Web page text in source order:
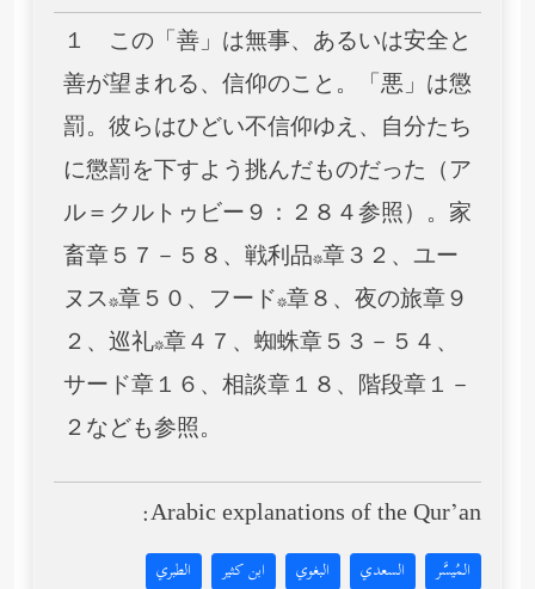
１ この「善」は無事、あるいは安全と
善が望まれる、信仰のこと。「悪」は懲
罰。彼らはひどい不信仰ゆえ、自分たち
に懲罰を下すよう挑んだものだった（ア
ル＝クルトゥビー９：２８４参照）。家
畜章５７－５８、戦利品*章３２、ユー
ヌス*章５０、フード*章８、夜の旅章９
２、巡礼*章４７、蜘蛛章５３－５４、
サード章１６、相談章１８、階段章１－
２なども参照。
Arabic explanations of the Qur’an:
المُيسَّر السعدي البغوي ابن كثير الطبري